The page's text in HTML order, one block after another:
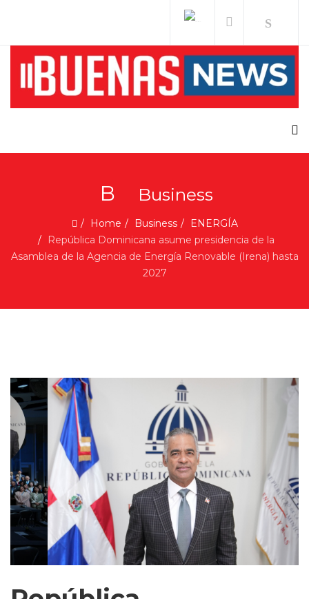
B Business
Home Business
ENERGÍA
República Dominicana asume presidencia de la
Asamblea de la Agencia de Energía Renovable (Irena) hasta
2027